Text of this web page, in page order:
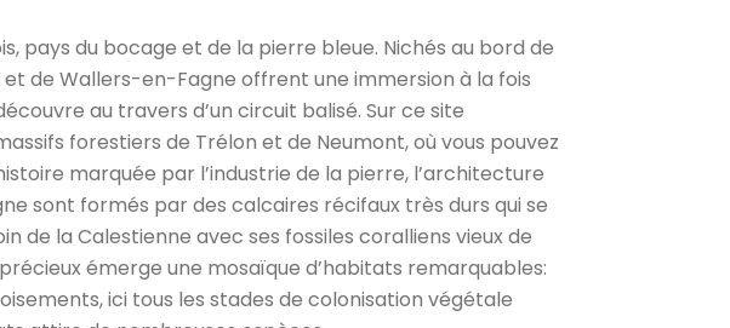
pays du bocage et de la pierre bleue. Nichés au bord de
de Wallers-en-Fagne offrent une immersion à la fois
au travers d’un circuit balisé. Sur ce site
forestiers de Trélon et de Neumont, où vous pouvez
marquée par l’industrie de la pierre, l’architecture
sont formés par des calcaires récifaux très durs qui se
de la Calestienne avec ses fossiles coralliens vieux de
émerge une mosaïque d’habitats remarquables:
ici tous les stades de colonisation végétale